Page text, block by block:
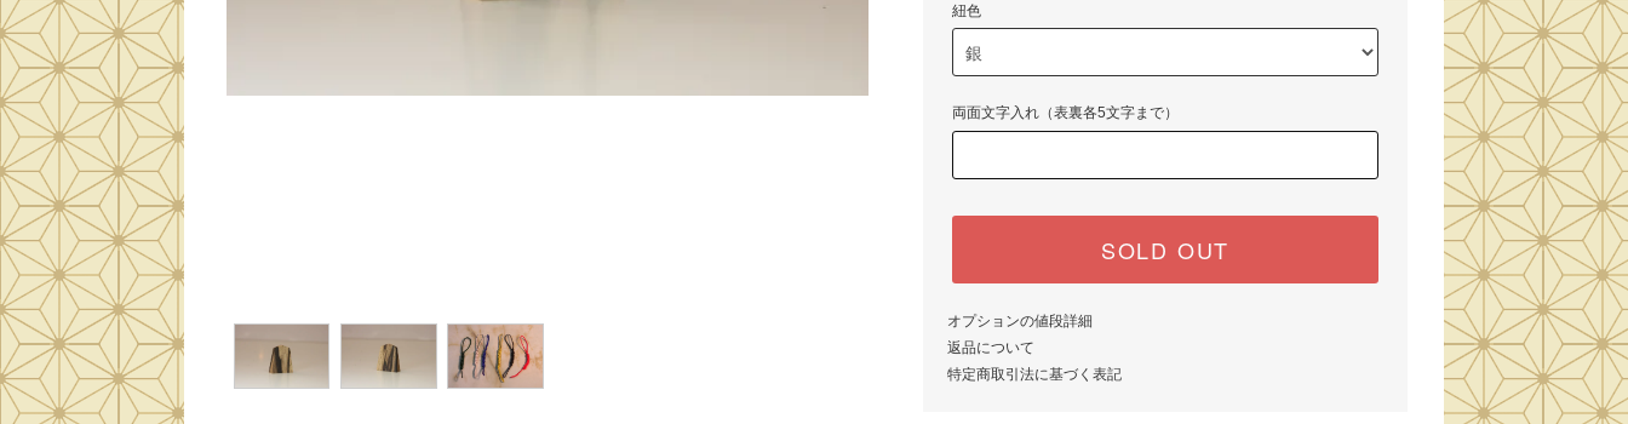
紐色
両面文字入れ（表裏各5文字まで）
SOLD OUT
オプションの値段詳細
返品について
特定商取引法に基づく表記